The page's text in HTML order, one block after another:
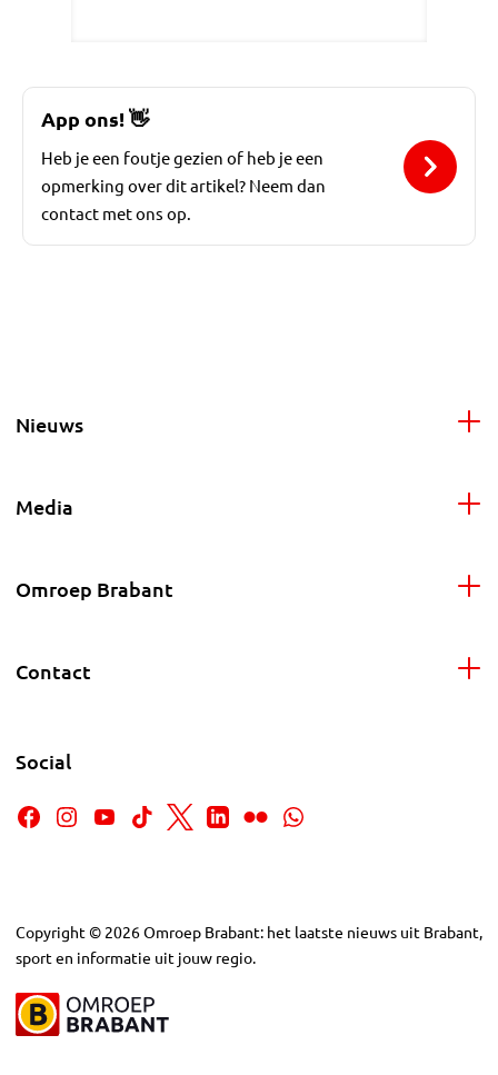
App ons!👋
Heb je een foutje gezien of heb je een
opmerking over dit artikel? Neem dan
contact met ons op.
Nieuws
Media
Omroep Brabant
Contact
Social
Copyright © 2026Omroep Brabant: het laatste nieuws uit Brabant,
sport en informatie uit jouw regio.